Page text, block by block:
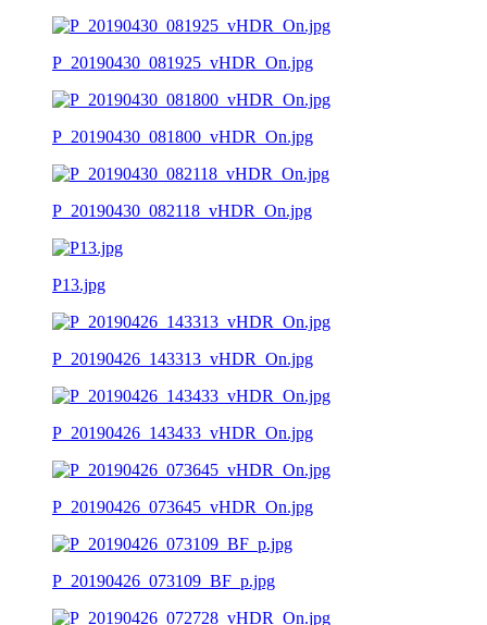
P_20190430_081925_vHDR_On.jpg
P_20190430_081800_vHDR_On.jpg
P_20190430_082118_vHDR_On.jpg
P13.jpg
P_20190426_143313_vHDR_On.jpg
P_20190426_143433_vHDR_On.jpg
P_20190426_073645_vHDR_On.jpg
P_20190426_073109_BF_p.jpg